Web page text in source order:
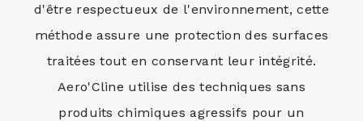
d'être respectueux de l'environnement, cette
méthode assure une protection des surfaces
traitées tout en conservant leur intégrité.
Aero'Cline utilise des techniques sans
produits chimiques agressifs pour un